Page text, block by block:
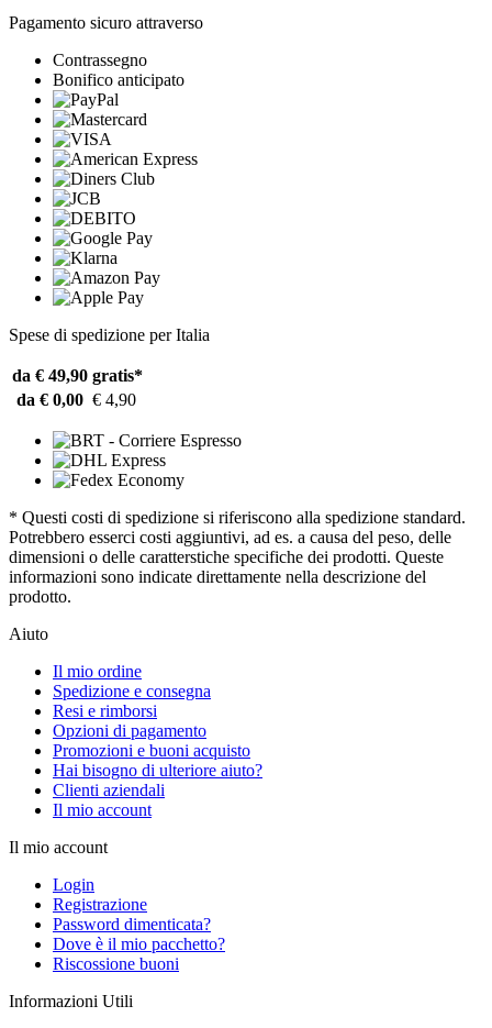
Pagamento sicuro attraverso
Contrassegno
Bonifico anticipato
Spese di spedizione per Italia
da € 49,90 gratis*
da € 0,00 € 4,90
* Questi costi di spedizione si riferiscono alla spedizione standard.
Potrebbero esserci costi aggiuntivi, ad es. a causa del peso, delle
dimensioni o delle caratterstiche specifiche dei prodotti. Queste
informazioni sono indicate direttamente nella descrizione del
prodotto.
Aiuto
Il mio ordine
Spedizione e consegna
Resi e rimborsi
Opzioni di pagamento
Promozioni e buoni acquisto
Hai bisogno di ulteriore aiuto?
Clienti aziendali
Il mio account
Il mio account
Login
Registrazione
Password dimenticata?
Dove è il mio pacchetto?
Riscossione buoni
Informazioni Utili